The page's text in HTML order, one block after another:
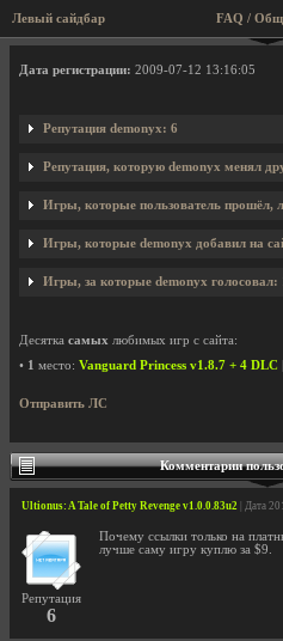
Левый сайдбар FAQ /
Профиль
Дата регистрации: 2009-07-12 13:16:05
Репутация demonyx: 6
Репутация, которую demonyx менял
Игры, которые пользователь прошёл,
Игры, которые demonyx добавил на
Игры, за которые demonyx голосовал:
Десятка самых любимых игр с сайта:
• 1 место: Vanguard Princess v1.8.7 + 4 DLC
Отправить ЛС
Комментарии
Ultionus: A Tale of Petty Revenge v1.0.0.83u2 | Дата
Репутация
6
Почему ссылки только на
лучше саму игру куплю за $9.